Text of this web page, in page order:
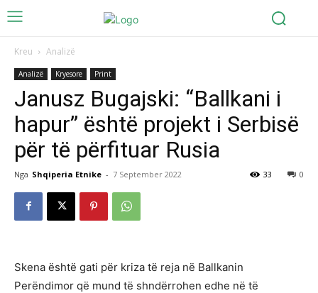
Kreu Analizë
Analizë Kryesore Print
Janusz Bugajski: “Ballkani i
hapur” është projekt i Serbisë
për të përfituar Rusia
Nga Shqiperia Etnike - 7 September 2022 0
33
Skena është gati për kriza të reja në Ballkanin
Perëndimor që mund të shndërrohen edhe në të